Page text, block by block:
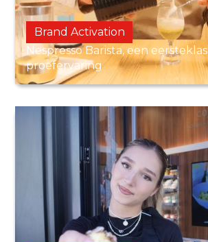
Brand Activation
Nespresso Barista, een eersteklas
proefervaring